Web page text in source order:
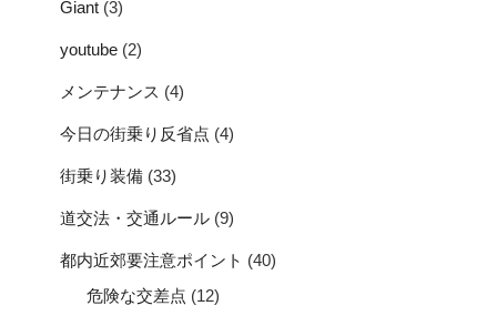
Giant (3)
youtube (2)
メンテナンス (4)
今日の街乗り反省点 (4)
街乗り装備 (33)
道交法・交通ルール (9)
都内近郊要注意ポイント (40)
危険な交差点 (12)